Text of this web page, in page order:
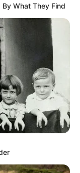
Affiliate-
gebucht oder
ohne dass sich
What They Find